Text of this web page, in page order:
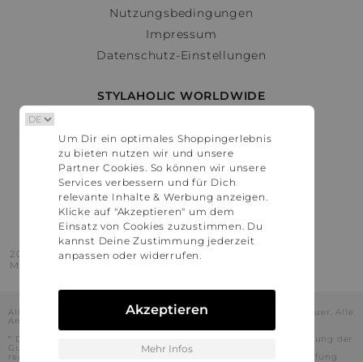
Nutzungsbedingungen
Impressum
Datenschutz-Einstellungen
STYLAHOLIC WORLDWIDE
Österreich
Schweiz
France
United States
2016 - 2026 © Stylaholic.
Made for you with love in munich.
Alle Preise inkl. der jeweils geltenden gesetzlichen Mehrwertsteuer. Alle
Angaben ohne Gewähr.
* Die angezeigten Preise beinhalten Rabatte, die durch die Nutzung der
Gutschein-Codes auf den Seiten unserer Partner voraussichtlich
realisiert werden können. Stylaholic führt keine vollständige Prüfung
Um Dir ein optimales Shoppingerlebnis
zu bieten nutzen wir und unsere
Partner Cookies. So können wir unsere
Services verbessern und für Dich
relevante Inhalte & Werbung anzeigen.
Klicke auf "Akzeptieren" um dem
Einsatz von Cookies zuzustimmen. Du
kannst Deine Zustimmung jederzeit
anpassen oder widerrufen.
Akzeptieren
Mehr Infos